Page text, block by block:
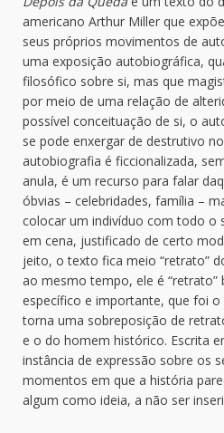
americano Arthur Miller que
seus próprios movimentos de
uma exposição autobiográfica,
filosófico sobre si, mas que
por meio de uma relação de
possível conceituação de si, o
se pode enxergar de destrutivo
autobiografia é ficcionalizada,
anula, é um recurso para falar
óbvias – celebridades, família –
colocar um indivíduo com todo o
em cena, justificado de certo
jeito, o texto fica meio “retrato”
ao mesmo tempo, ele é
específico e importante, que foi
torna uma sobreposição de
e o do homem histórico. Escrita
instância de expressão sobre os
momentos em que a história
algum como ideia, a não ser